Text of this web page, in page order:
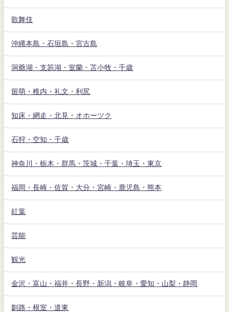
歌舞伎
沖縄本島・石垣島・宮古島
洞爺湖・支笏湖・室蘭・苫小牧・千歳
留萌・稚内・礼文・利尻
知床・網走・北見・オホーツク
石狩・空知・千歳
神奈川・栃木・群馬・茨城・千葉・埼玉・東京
福岡・長崎・佐賀・大分・宮崎・鹿児島・熊本
紅葉
芸能
観光
金沢・富山・福井・長野・新潟・岐阜・愛知・山梨・静岡
釧路・根室・道東